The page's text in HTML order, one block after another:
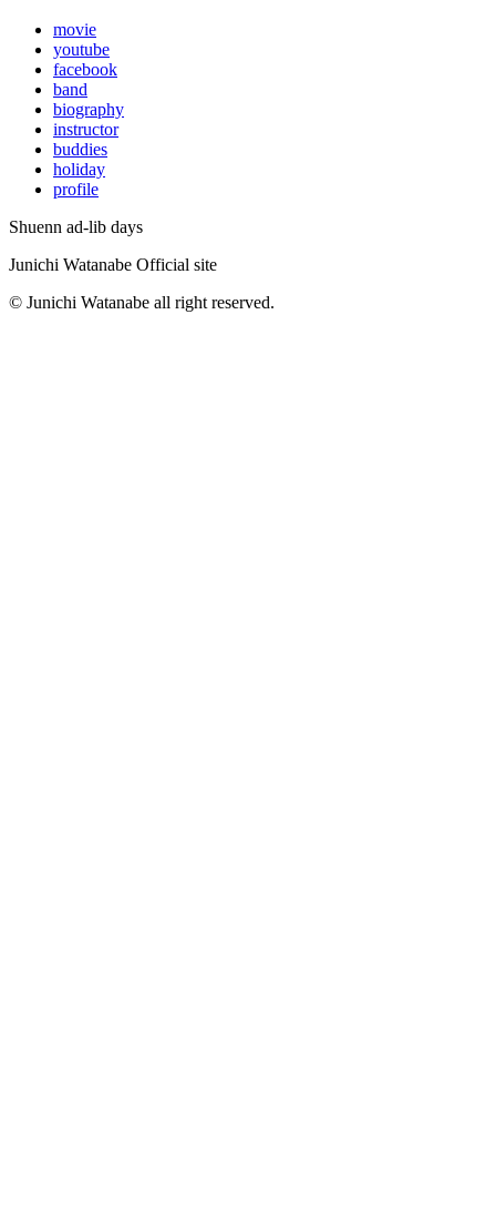
movie
youtube
facebook
band
biography
instructor
buddies
holiday
profile
Shuenn ad-lib days
Junichi Watanabe Official site
© Junichi Watanabe all right reserved.